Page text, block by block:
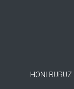
HONI BURUZ